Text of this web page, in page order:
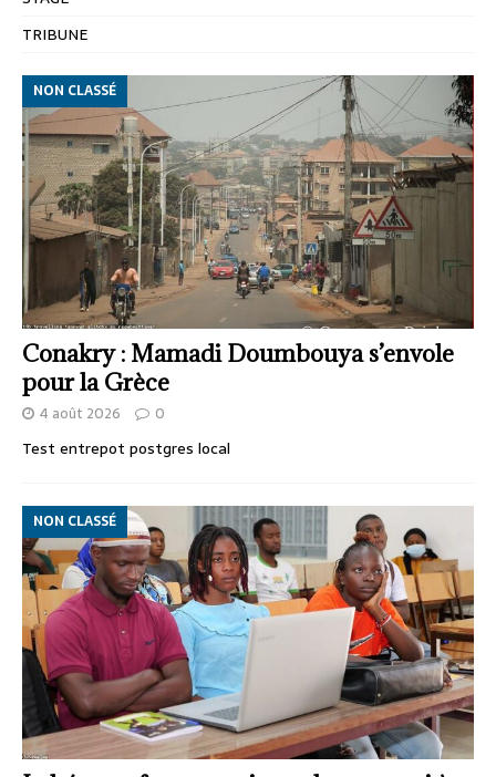
TRIBUNE
Conakry : Mamadi Doumbouya s’envole
pour la Grèce
NON CLASSÉ
4 août 2026 0
Test entrepot postgres local
NON CLASSÉ